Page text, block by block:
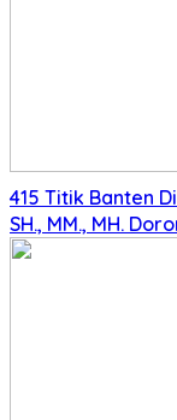
415 Titik Banten
SH., MM., MH.